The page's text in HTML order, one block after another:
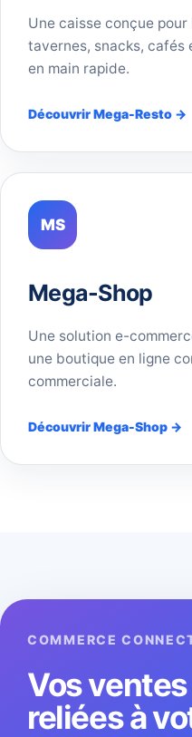
Une caisse conçue
tavernes, snacks, cafés
en main rapide.
Découvrir Mega-Resto →
MS
Mega-Shop
Une solution e-
une boutique en ligne
commerciale.
Découvrir Mega-Shop →
COMMERCE
Vos
reliées à